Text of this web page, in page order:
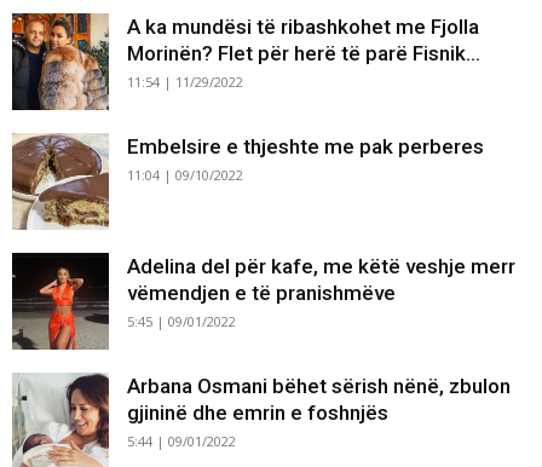
A ka mundësi të ribashkohet me Fjolla
Morinën? Flet për herë të parë Fisnik...
11:54 | 11/29/2022
Embelsire e thjeshte me pak perberes
11:04 | 09/10/2022
Adelina del për kafe, me këtë veshje merr
vëmendjen e të pranishmëve
5:45 | 09/01/2022
Arbana Osmani bëhet sërish nënë, zbulon
gjininë dhe emrin e foshnjës
5:44 | 09/01/2022